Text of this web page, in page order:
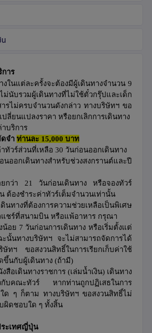
การ
งในแต่ละครั้งจะต้องมีผู้เดินทางจำนวน 9
รวมผู้เดินทางที่ไม่ใช้ตั๋วกรุ๊ปและเด็ก
รไม่ครบจำนวนดังกล่าว ทางบริษัทฯ ขอ
ปลี่ยนแปลงราคา หรือยกเลิกการเดินทาง
าบริการ
จำ ท่านละ 15,000 บาท
ทัวร์ส่วนที่เหลือ 30 วันก่อนออกเดินทาง
กเดินทางสำหรับช่วงสงกรานต์และปี
กว่า 21 วันก่อนเดินทาง หรือจองทัวร์
ต้องชำระค่าทัวร์เต็มจำนวนเท่านั้น
งที่ต้องการความช่วยเหลือเป็นพิเศษ
แชร์ที่สนามบิน หรือแพ้อาหาร กรุณา
น้อย 7 วันก่อนการเดินทาง หรือเริ่มตั้งแต่
นั้นทางบริษัทฯ จะไม่สามารถจัดการได้
ทฯ ขอสงวนสิทธิ์ในการเรียกเก็บค่าใช้
ขึ้นกับผู้เดินทาง (ถ้ามี)
เดินทางราชการ (เล่มน้ำเงิน) เดินทาง
วกับคณะทัวร์ หากท่านถูกปฏิเสธในการ
ใด ๆ ก็ตาม ทางบริษัทฯ ขอสงวนสิทธิ์ไม่
ผิดชอบใด ๆ ทั้งสิ้น
ระเทศญี่ปุ่น